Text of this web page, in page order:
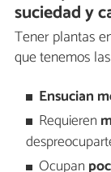
suciedad y
Tener plantas
que tenemos
Ensucian
Requieren
Ocupan